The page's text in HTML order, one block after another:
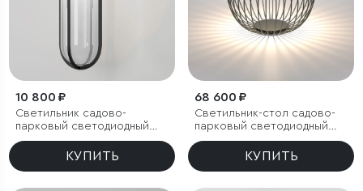
10 800 ₽
Светильник садово-
парковый светодиодный
Ritz черный
КУПИТЬ
68 600 ₽
Светильник-стол садово-
парковый светодиодный
Firenze черный
КУПИТЬ